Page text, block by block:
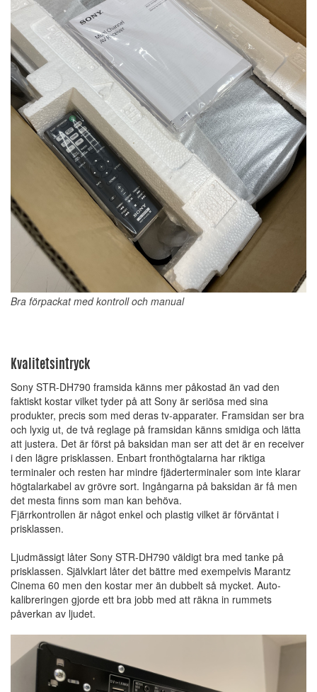
Bra förpackat med kontroll och manual
Kvalitetsintryck
Sony STR-DH790 framsida känns mer påkostad än vad den
faktiskt kostar vilket tyder på att Sony är seriösa med sina
produkter, precis som med deras tv-apparater. Framsidan ser bra
och lyxig ut, de två reglage på framsidan känns smidiga och lätta
att justera. Det är först på baksidan man ser att det är en receiver
i den lägre prisklassen. Enbart fronthögtalarna har riktiga
terminaler och resten har mindre fjäderterminaler som inte klarar
högtalarkabel av grövre sort. Ingångarna på baksidan är få men
det mesta finns som man kan behöva.
Fjärrkontrollen är något enkel och plastig vilket är förväntat i
prisklassen.
Ljudmässigt låter Sony STR-DH790 väldigt bra med tanke på
prisklassen. Självklart låter det bättre med exempelvis Marantz
Cinema 60 men den kostar mer än dubbelt så mycket. Auto-
kalibreringen gjorde ett bra jobb med att räkna in rummets
påverkan av ljudet.